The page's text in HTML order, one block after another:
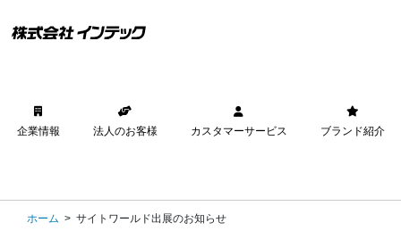
企業情報 法人のお客様 カスタマーサービス ブランド紹介
ホーム サイトワールド出展のお知らせ